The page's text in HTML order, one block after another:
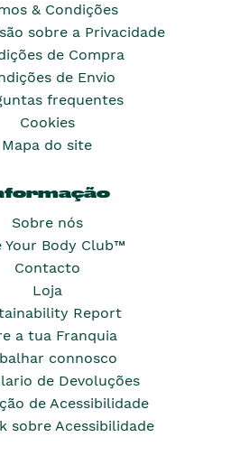
& Condições
sobre a Privacidade
de Compra
de Envio
frequentes
Cookies
Mapa do site
Sobre nós
Your Body Club™
Contacto
Loja
Report
a tua Franquia
connosco
de Devoluções
de Acessibilidade
sobre Acessibilidade